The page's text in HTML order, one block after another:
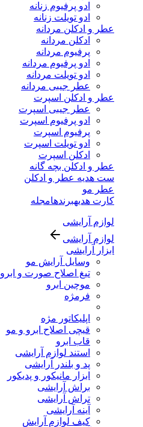
ادو پرفیوم زنانه
ادو تویلت زنانه
عطر و ادکلن مردانه
ادکلن مردانه
پرفیوم مردانه
ادو پرفیوم مردانه
ادو تویلت مردانه
عطر جیبی مردانه
عطر و ادکلن اسپرت
عطر جیبی اسپرت
ادو پرفیوم اسپرت
پرفیوم اسپرت
ادو تویلت اسپرت
ادکلن اسپرت
عطر و ادکلن بچه گانه
ست هدیه عطر و ادکلن
عطر مو
کارت هدیهبرندهامجله
لوازم آرایشی
لوازم آرایشی
ابزار آرایشی
وسایل آرایش مو
تیغ اصلاح صورت و ابرو
موچین ابرو
فرمژه
اپلیکاتور مژه
قیچی اصلاح ابرو و مو
قاب ابرو
استند لوازم آرایشی
پد و بلندر آرایشی
ابزار مانیکور و پدیکور
براش آرایشی
تراش آرایشی
آینه آرایشی
کیف لوازم آرایش